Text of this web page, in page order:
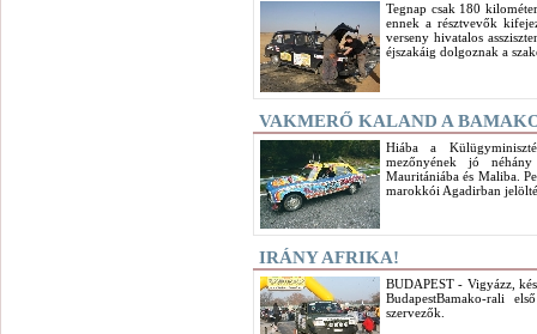
Tegnap csak 180
ennek a résztvevők
verseny hivatalos
éjszakáig dolgoznak a
VAKMERŐ KALAND A
Hiába a
mezőnyének jó
Mauritániába és Maliba.
marokkói Agadirban
IRÁNY AFRIKA!
BUDAPEST - Vigyázz,
BudapestBamako-rali
szervezők.